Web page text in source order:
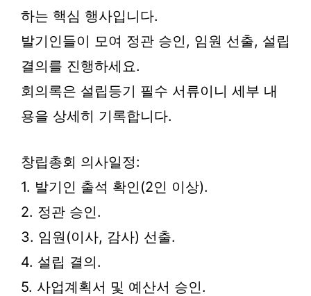
하는 핵심 행사입니다.
발기인들이 모여 정관 승인, 임원 선출, 설립
결의를 진행하세요.
회의록은 설립등기 필수 서류이니 세부 내
용을 상세히 기록합니다.
창립총회 의사일정:
1. 발기인 출석 확인(2인 이상).
2. 정관 승인.
3. 임원(이사, 감사) 선출.
4. 설립 결의.
5. 사업계획서 및 예산서 승인.